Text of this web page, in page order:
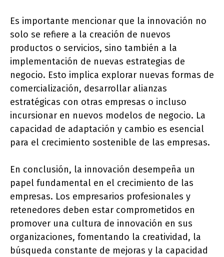
Es importante mencionar que la innovación no
solo se refiere a la creación de nuevos
productos o servicios, sino también a la
implementación de nuevas estrategias de
negocio. Esto implica explorar nuevas formas de
comercialización, desarrollar alianzas
estratégicas con otras empresas o incluso
incursionar en nuevos modelos de negocio. La
capacidad de adaptación y cambio es esencial
para el crecimiento sostenible de las empresas.
En conclusión, la innovación desempeña un
papel fundamental en el crecimiento de las
empresas. Los empresarios profesionales y
retenedores deben estar comprometidos en
promover una cultura de innovación en sus
organizaciones, fomentando la creatividad, la
búsqueda constante de mejoras y la capacidad